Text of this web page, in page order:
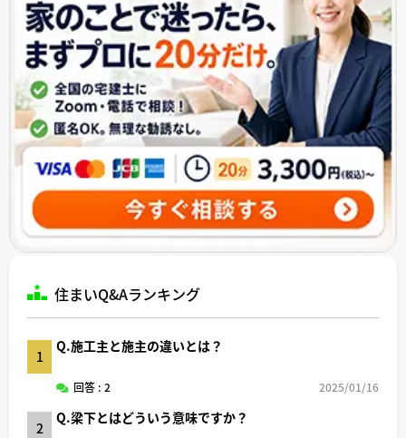
住まいQ&Aランキング
1
Q.施工主と施主の違いとは？
回答 : 2 2025/01/16
2
Q.梁下とはどういう意味ですか？